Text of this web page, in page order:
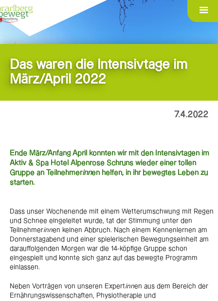
Das waren die Intensivtage im
März/April 2022
7.4.2022
Ende März/Anfang April konnten wir mit den Intensivtagen im
Aktiv & Spa Hotel Alpenrose Schruns wieder einer tollen
Gruppe an Teilnehmerinnen helfen, in ihr bewegtes Leben zu
starten.
Dass unser Wochenende mit einem Wetterumschwung mit Regen
und Schnee eingeleitet wurde, tat der Stimmung unter den
Teilnehmerinnen keinen Abbruch. Nach einem Kennenlernen am
Donnerstagabend und einer spielerischen Bewegungseinheit am
darauffolgenden Morgen war die 14-köpfige Gruppe schon
eingespielt und konnte sich ganz auf das bewegte Programm
einlassen.
Neben Vorträgen von unseren Expertinnen aus dem Bereich der
Ernährungswissenschaften, Physiotherapie und